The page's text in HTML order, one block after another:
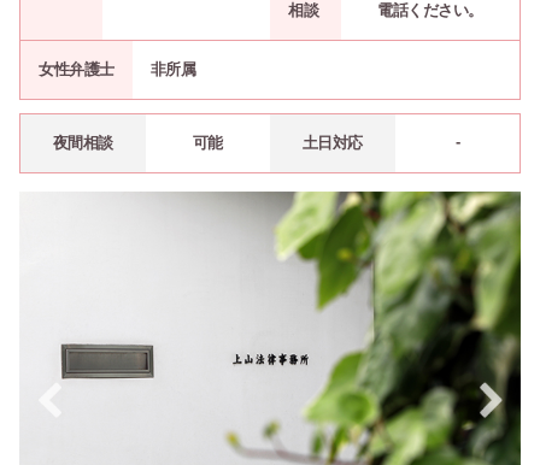
相談
電話ください。
女性弁護士 非所属
夜間相談 可能 土日対応 -